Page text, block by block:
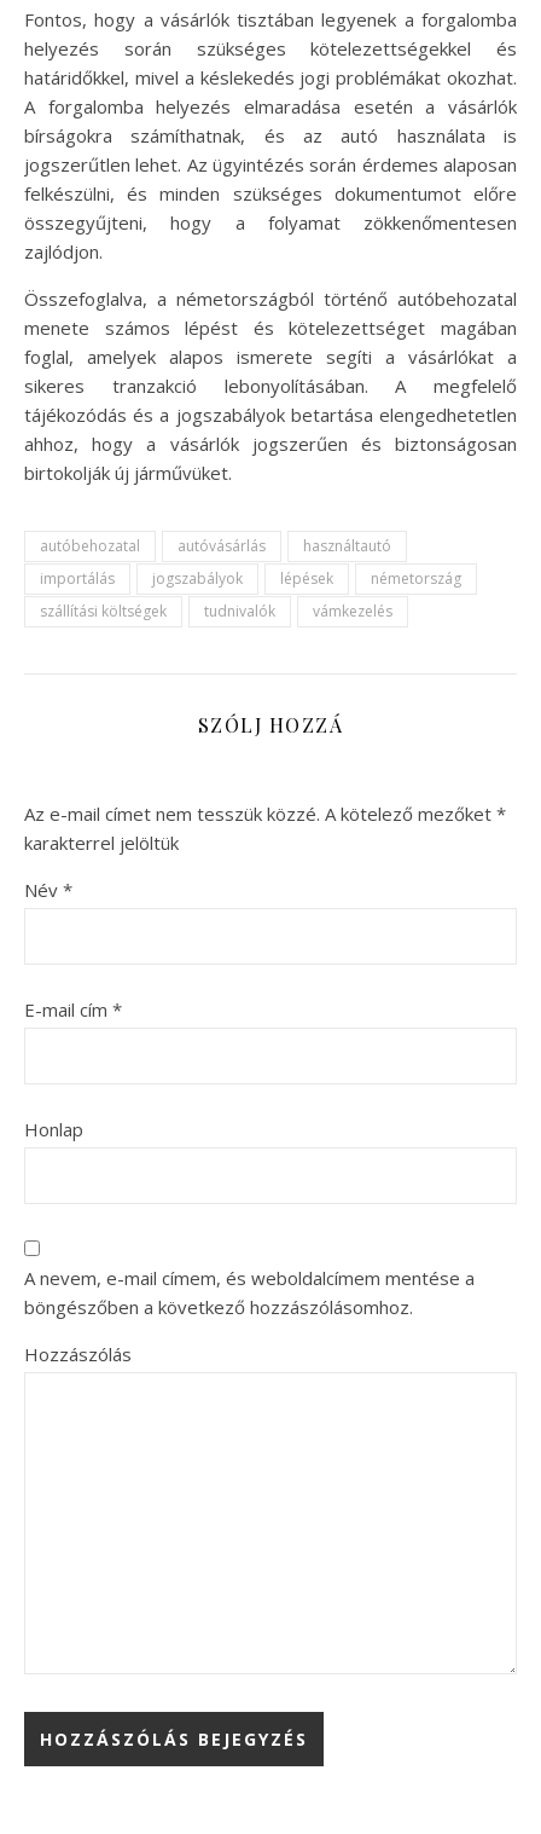
Fontos, hogy a vásárlók tisztában legyenek a forgalomba
helyezés során szükséges kötelezettségekkel és
határidőkkel, mivel a késlekedés jogi problémákat okozhat.
A forgalomba helyezés elmaradása esetén a vásárlók
bírságokra számíthatnak, és az autó használata is
jogszerűtlen lehet. Az ügyintézés során érdemes alaposan
felkészülni, és minden szükséges dokumentumot előre
összegyűjteni, hogy a folyamat zökkenőmentesen
zajlódjon.
Összefoglalva, a németországból történő autóbehozatal
menete számos lépést és kötelezettséget magában
foglal, amelyek alapos ismerete segíti a vásárlókat a
sikeres tranzakció lebonyolításában. A megfelelő
tájékozódás és a jogszabályok betartása elengedhetetlen
ahhoz, hogy a vásárlók jogszerűen és biztonságosan
birtokolják új járművüket.
autóbehozatal autóvásárlás
használtautó
importálás
jogszabályok lépések
németország
szállítási költségek
tudnivalók vámkezelés
SZÓLJ HOZZÁ
Az e-mail címet nem tesszük közzé. A kötelező mezőket *
karakterrel jelöltük
Név *
E-mail cím *
Honlap
A nevem, e-mail címem, és weboldalcímem mentése a
böngészőben a következő hozzászólásomhoz.
Hozzászólás